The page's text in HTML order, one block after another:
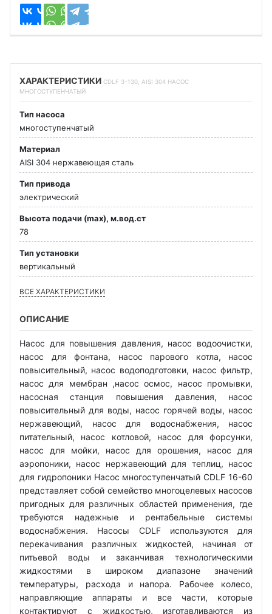
ХАРАКТЕРИСТИКИ CDLF 3-130, AISI 304 НАСОС
МНОГОСТУПЕНЧАТЫЙ
Тип насоса
многоступенчатый
Материал
AISI 304 нержавеющая сталь
Тип привода
электрический
Высота подачи (max), м.вод.ст
78
Тип установки
вертикальный
ВСЕ ХАРАКТЕРИСТИКИ
ОПИСАНИЕ
Насос для повышения давления, насос водоочистки,
насос для фонтана, насос парового котла, насос
повысительный, насос водоподготовки, насос фильтр,
насос для мембран ,насос осмос, насос промывки,
насосная станция повышения давления, насос
повысительный для воды, насос горячей воды, насос
нержавеющий, насос для водоснабжения, насос
питательный, насос котловой, насос для форсунки,
насос для мойки, насос для орошения, насос для
аэропоники, насос нержавеющий для теплиц, насос
для гидропоники Насос многоступенчатый CDLF 16-60
представляет собой семейство многоцелевых насосов
пригодных для различных областей применения, где
требуются надежные и рентабельные системы
водоснабжения. Насосы CDLF используются для
перекачивания различных жидкостей, начиная от
питьевой воды и заканчивая технологическими
жидкостями в широком диапазоне значений
температуры, расхода и напора. Рабочее колесо,
направляющие аппараты и все части, которые
контактируют с жидкостью, изготавливаются из